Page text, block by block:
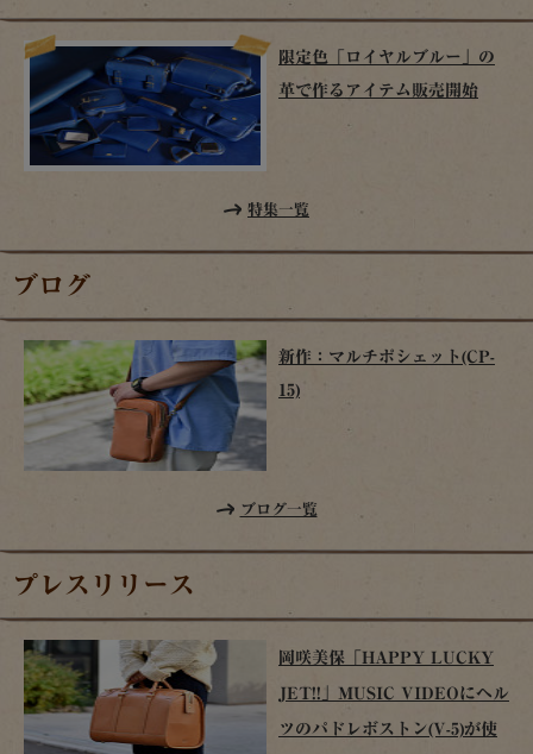
限定色「ロイヤルブルー」の
革で作るアイテム販売開始
特集一覧
ブログ
新作：マルチポシェット(CP-
15)
ブログ一覧
プレスリリース
岡咲美保「HAPPY LUCKY
JET!!」MUSIC VIDEOにヘル
ツのパドレボストン(V-5)が使